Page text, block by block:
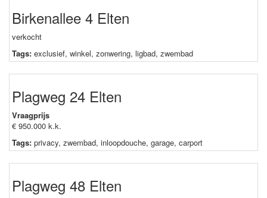
Birkenallee 4 Elten
verkocht
Tags: exclusief, winkel, zonwering, ligbad, zwembad
Plagweg 24 Elten
Vraagprijs
€ 950.000 k.k.
Tags: privacy, zwembad, inloopdouche, garage, carport
Plagweg 48 Elten